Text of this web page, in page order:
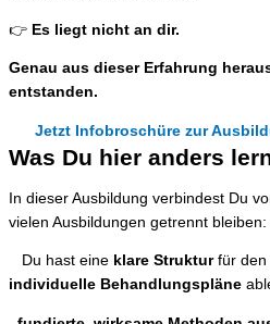
👉 Es liegt nicht an dir.
Genau aus dieser Erfahrung
entstanden.
Jetzt Infobroschüre zur
Was Du hier anders
In dieser Ausbildung verbindest Du
vielen Ausbildungen getrennt bleiben:
Du hast eine klare Strukturfür den
individuelle Behandlungspläne